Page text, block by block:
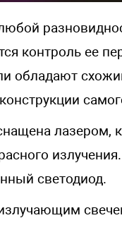
контроль ее
обладают
лазером,
светодиод.